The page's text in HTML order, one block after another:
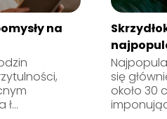
na
się
około 30